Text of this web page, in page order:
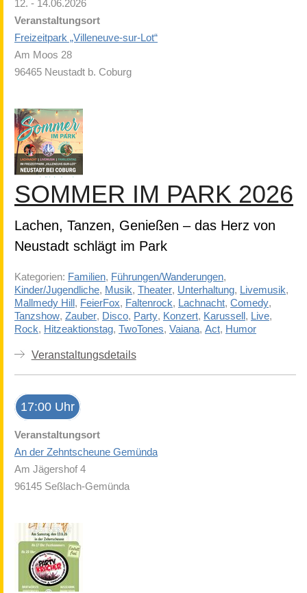
12. - 14.06.2026
Veranstaltungsort
Freizeitpark „Villeneuve-sur-Lot“
Am Moos 28
96465 Neustadt b. Coburg
SOMMER IM PARK 2026
Lachen, Tanzen, Genießen – das Herz von
Neustadt schlägt im Park
Kategorien: Familien, Führungen/Wanderungen,
Kinder/Jugendliche, Musik, Theater, Unterhaltung, Livemusik,
Mallmedy Hill , FeierFox, Faltenrock, Lachnacht, Comedy,
Tanzshow, Zauber, Disco, Party, Konzert, Karussell , Live,
Rock, Hitzeaktionstag, TwoTones, Vaiana, Act, Humor
Veranstaltungsdetails
17:00 Uhr
Veranstaltungsort
An der Zehntscheune Gemünda
Am Jägershof 4
96145 Seßlach-Gemünda